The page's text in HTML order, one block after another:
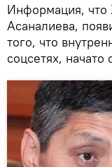
Информация, что
Асаналиева,
того, что
соцсетях,